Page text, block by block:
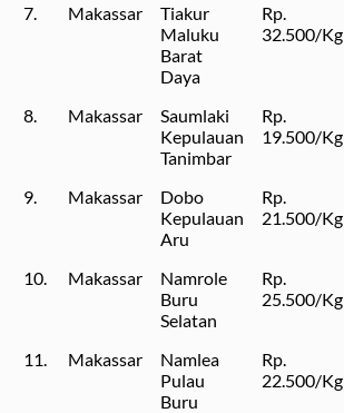
7. Makassar
Tiakur
Maluku
Barat
Daya
Rp.
32.500/Kg
8. Makassar
Saumlaki
Kepulauan
Tanimbar
Rp.
19.500/Kg
9. Makassar
Dobo
Kepulauan
Aru
Rp.
21.500/Kg
10. Makassar
Namrole
Buru
Selatan
Rp.
25.500/Kg
11. Makassar
Namlea
Pulau
Buru
Rp.
22.500/Kg